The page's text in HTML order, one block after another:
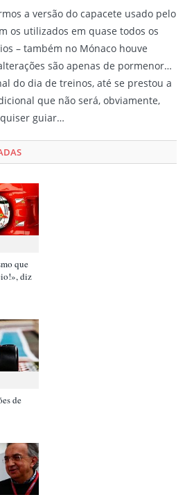
a versão do capacete usado pelo
os utilizados em quase todos os
– também no Mónaco houve
são apenas de pormenor…
do dia de treinos, até se prestou a
que não será, obviamente,
guiar…
que
diz
de